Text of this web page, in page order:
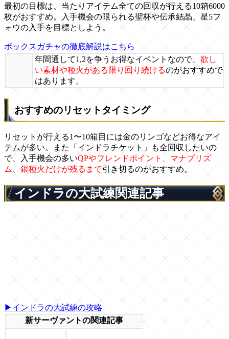
最初の目標は、当たりアイテム全ての回収が行える10箱6000
枚がおすすめ。入手機会の限られる聖杯や伝承結晶、星5フ
ォウの入手を目標としよう。
ボックスガチャの徹底解説はこちら
年間通して1,2を争うお得なイベントなので、 欲し
い素材や種火がある限り回り続けるのがおすすめで
はあります。
おすすめのリセットタイミング
リセットが行える1〜10箱目には金のリンゴなどお得なアイ
テムが多い。また「インドラチケット」も全回収したいの
で、入手機会の多いQPやフレンドポイント、マナプリズ
ム、銀種火だけが残るまで引き切るのがおすすめ。
インドラの大試練関連記事
▶インドラの大試練の攻略
新サーヴァントの関連記事